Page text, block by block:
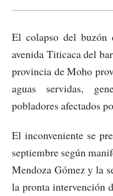
El colapso del buzón
avenida Titicaca del
provincia de Moho
aguas servidas,
pobladores afectados
El inconveniente se
septiembre según
Mendoza Gómez y la
la pronta intervención